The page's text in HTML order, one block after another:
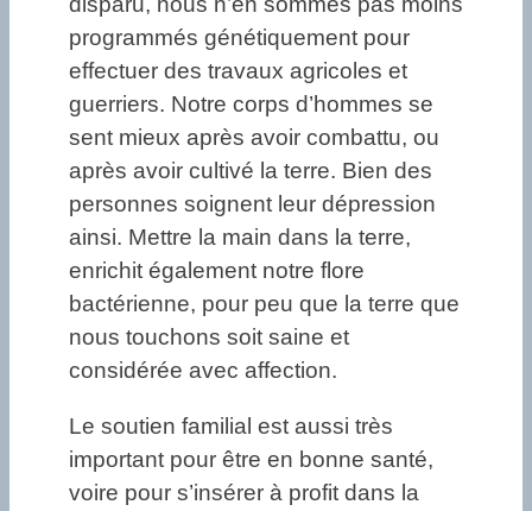
programmés génétiquement pour
effectuer des travaux agricoles et
guerriers. Notre corps d’hommes se
sent mieux après avoir combattu, ou
après avoir cultivé la terre. Bien des
personnes soignent leur dépression
ainsi. Mettre la main dans la terre,
enrichit également notre flore
bactérienne, pour peu que la terre que
nous touchons soit saine et
considérée avec affection.
Le soutien familial est aussi très
important pour être en bonne santé,
voire pour s’insérer à profit dans la